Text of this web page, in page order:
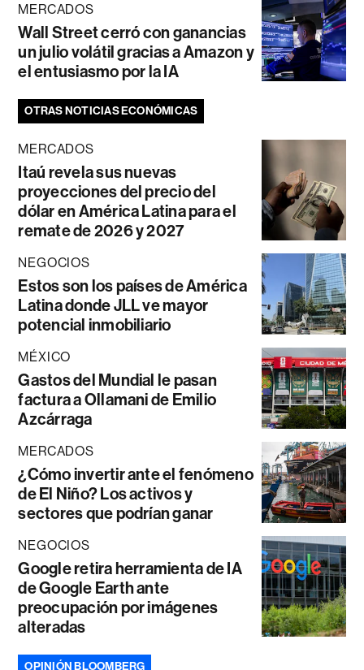
MERCADOS
Wall Street cerró con ganancias
un julio volátil gracias a Amazon y
el entusiasmo por la IA
OTRAS NOTICIAS ECONÓMICAS
MERCADOS
Itaú revela sus nuevas
proyecciones del precio del
dólar en América Latina para el
remate de 2026 y 2027
NEGOCIOS
Estos son los países de América
Latina donde JLL ve mayor
potencial inmobiliario
MÉXICO
Gastos del Mundial le pasan
factura a Ollamani de Emilio
Azcárraga
MERCADOS
¿Cómo invertir ante el fenómeno
de El Niño? Los activos y
sectores que podrían ganar
NEGOCIOS
Google retira herramienta de IA
de Google Earth ante
preocupación por imágenes
alteradas
OPINIÓN BLOOMBERG